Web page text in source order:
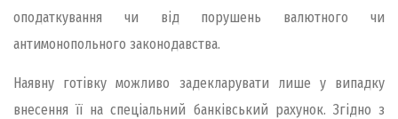
оподаткування чи від порушень валютного чи
антимонопольного законодавства.
Наявну готівку можливо задекларувати лише у випадку
внесення її на спеціальний банківський рахунок. Згідно з